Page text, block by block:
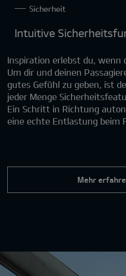
Sicherheit
Intuitive
Inspiration erlebst du, wenn
Um dir und deinen
gutes Gefühl zu geben, ist
jeder Menge
Ein Schritt in Richtung
eine echte Entlastung beim
Mehr